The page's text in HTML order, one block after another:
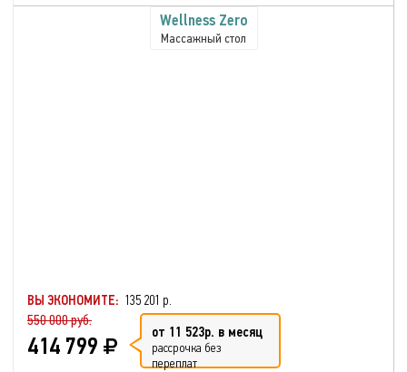
Wellness Zero
Массажный стол
ВЫ ЭКОНОМИТЕ: 135 201 р.
550 000 руб.
414 799 от 11 523р. в месяц
рассрочка без
переплат